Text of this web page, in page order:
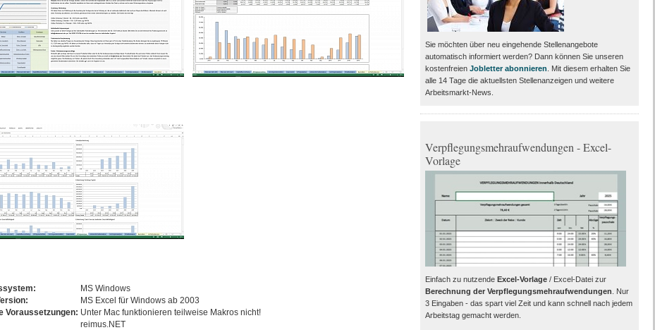
MS Windows
MS Excel für Windows ab 2003
Voraussetzungen: Unter Mac funktionieren teilweise Makros nicht!
reimus.NET
Sie möchten über neu eingehende Stellenangebote
automatisch informiert werden? Dann können Sie unseren
kostenfreien Jobletter abonnieren . Mit diesem erhalten Sie
alle 14 Tage die aktuellsten Stellenanzeigen und weitere
Arbeitsmarkt-News.
Verpflegungsmehraufwendungen - Excel-
Vorlage
Einfach zu nutzende Excel-Vorlage/ Excel-Datei zur
Berechnung der Verpflegungsmehraufwendungen . Nur
3 Eingaben - das spart viel Zeit und kann schnell nach jedem
Arbeitstag gemacht werden.